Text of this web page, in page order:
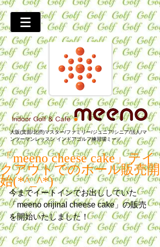
大阪(箕面/北摂)マスター/ファミリー/ジュニア/シニア/法人/マ
ンツーマンレッスン インドアゴルフ練習場ミーノ
「meeno cheese cake」テイ
クアウトでのホール販売開
始(*^_^*)
今までイートインでお出ししていた
「meeno orijinal cheese cake」の販売
を開始いたしました！